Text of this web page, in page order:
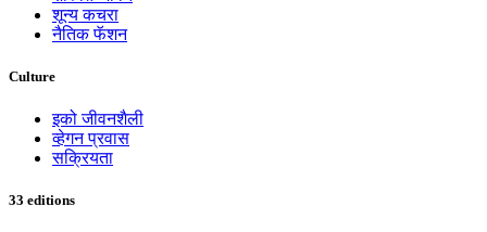
शून्य कचरा
नैतिक फॅशन
Culture
इको जीवनशैली
व्हेगन प्रवास
सक्रियता
33 editions